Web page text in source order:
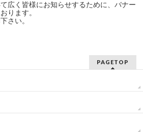
広く皆様にお知らせするために、バナー
ります。
さい。
PAGETOP